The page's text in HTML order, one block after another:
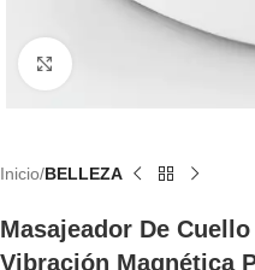
Inicio BELLEZA
Masajeador De
Vibración Magnética